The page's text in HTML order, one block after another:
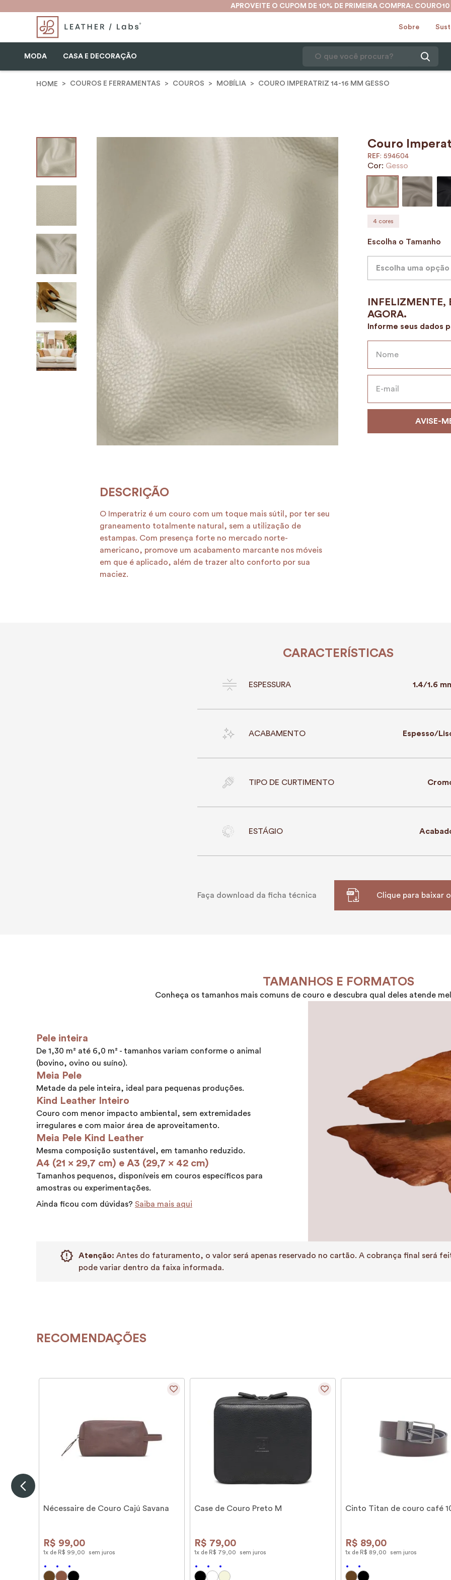
APROVEITE O CUPOM DE 10% DE PRIMEIRA COMPRA: COURO10
Sobre
MODA CASA E DECORAÇÃO
COUROS E FERRAMENTAS COUROS MOBÍLIA COURO IMPERATRIZ 14-16 MM GESSO
O Imperatriz é um couro com um toque mais sútil, por ter seu
graneamento totalmente natural, sem a utilização de
estampas. Com presença forte no mercado norte-
americano, promove um acabamento marcante nos móveis
em que é aplicado, além de trazer alto conforto por sua
maciez.
Couro
: 594604
Cor: Gesso
4 cores
Escolha o Tamanho
Escolha uma opção
CARACTERÍSTICAS
ESPESSURA 1.4/1.6
ACABAMENTO Espesso/
TIPO DE CURTIMENTO
ESTÁGIO
Faça download da ficha técnica Clique para baixar o
TAMANHOS E FORMATOS
Conheça os tamanhos mais comuns de couro e descubra qual deles atende
Pele inteira
De 1,30 m² até 6,0 m² - tamanhos variam conforme o animal
(bovino, ovino ou suíno).
Meia Pele
Metade da pele inteira, ideal para pequenas produções.
Kind Leather Inteiro
Couro com menor impacto ambiental, sem extremidades
irregulares e com maior área de aproveitamento.
Meia Pele Kind Leather
Mesma composição sustentável, em tamanho reduzido.
A4 (21 x 29,7 cm) e A3 (29,7 x 42 cm)
Tamanhos pequenos, disponíveis em couros específicos para
amostras ou experimentações.
Ainda ficou com dúvidas? Saiba mais aqui
Atenção: Antes do faturamento, o valor será apenas reservado no cartão. A cobrança final será
pode variar dentro da faixa informada.
RECOMENDAÇÕES
Nécessaire de Couro Cajú Savana
R$ 99,00
1x de R$ 99 00 sem juros
Case de Couro Preto M
R$ 79,00
1x de R$ 79 00 sem juros
Cinto Titan de couro café
R$ 89,00
1x de R$ 89 00 sem juros
4º
bolsa
9